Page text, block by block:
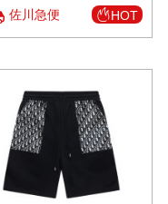
佐川急便 HOT